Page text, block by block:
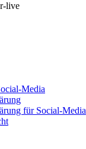
live
Media
für Social-Media